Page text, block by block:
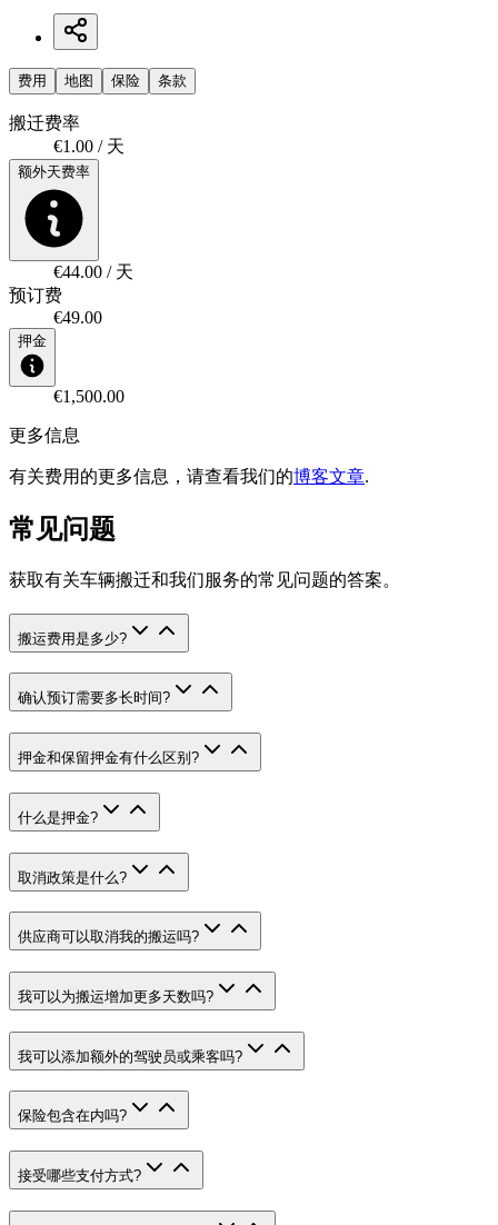
费用 地图 保险 条款
搬迁费率
€1.00 / 天
额外天费率
€44.00 / 天
预订费
€49.00
押金
€1,500.00
更多信息
有关费用的更多信息，请查看我们的博客文章.
常见问题
获取有关车辆搬迁和我们服务的常见问题的答案。
搬运费用是多少?
确认预订需要多长时间?
押金和保留押金有什么区别 ?
什么是押金?
取消政策是什么?
供应商可以取消我的搬运吗?
我可以为搬运增加更多天数吗?
我可以添加额外的驾驶员或乘客吗?
保险包含在内吗?
接受哪些支付方式?